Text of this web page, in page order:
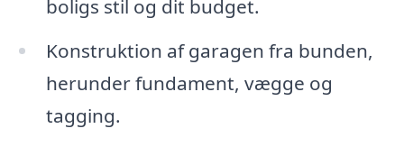
boligs stil og dit budget.
Konstruktion af garagen fra bunden,
herunder fundament, vægge og
tagging.